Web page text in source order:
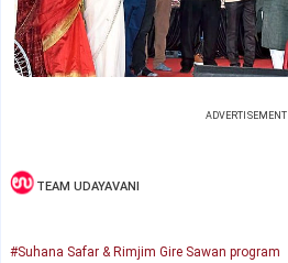
ADVERTISEMENT
TEAM UDAYAVANI
#Suhana Safar & Rimjim Gire Sawan program